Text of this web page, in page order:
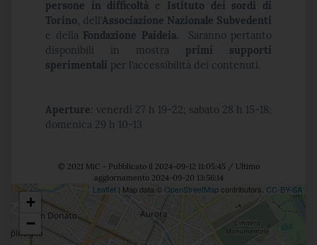
persone in difficoltà e Istituto dei sordi di
Torino, dell’Associazione Nazionale Subvedenti
e della Fondazione Paideia. Saranno pertanto
disponibili in mostra primi supporti
sperimentali per l’accessibilità dei contenuti.
Aperture: venerdì 27 h 19-22; sabato 28 h 15-18;
domenica 29 h 10-13
© 2021 MiC - Pubblicato il 2024-09-12 11:05:45 / Ultimo
aggiornamento 2024-09-20 13:56:14
Posizione
+
−
Leaflet | Map data © OpenStreetMapcontributors, CC-BY-SA